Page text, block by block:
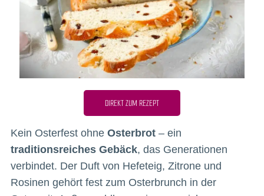
DIREKT ZUM REZEPT
Kein Osterfest ohne Osterbrot– ein
traditionsreiches Gebäck, das Generationen
verbindet. Der Duft von Hefeteig, Zitrone und
Rosinen gehört fest zum Osterbrunch in der